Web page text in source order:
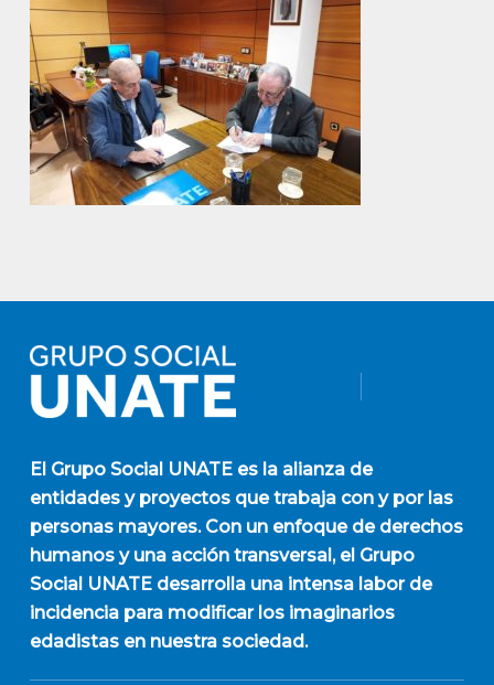
El Grupo Social UNATEes la alianza de
entidades y proyectos que trabaja con y por las
personas mayores. Con un enfoque de derechos
humanos y una acción transversal, el Grupo
Social UNATE desarrolla una intensa labor de
incidencia para modificar los imaginarios
edadistas en nuestra sociedad.